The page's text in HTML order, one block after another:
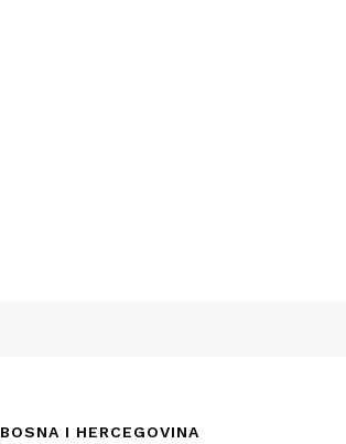
BOSNA I HERCEGOVINA